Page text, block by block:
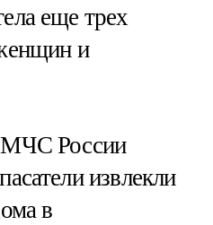
еще трех
и
МЧС России
извлекли
в